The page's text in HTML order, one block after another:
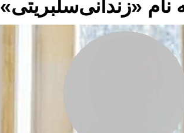
نام «زندانی‌سلبریتی»